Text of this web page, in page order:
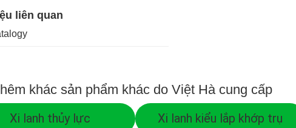
liên quan
khác sản phẩm khác do Việt Hà cung cấp
Xi lanh thủy lực Xi lanh kiểu lắp khớp trụ